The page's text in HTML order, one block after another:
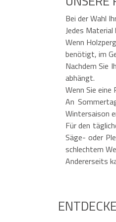
Bei der Wahl
Jedes
Wenn
benötigt, im
Nachdem Sie
abhängt.
Wenn Sie
An
Wintersaison
Für den
Säge- oder
schlechtem
Andererseits